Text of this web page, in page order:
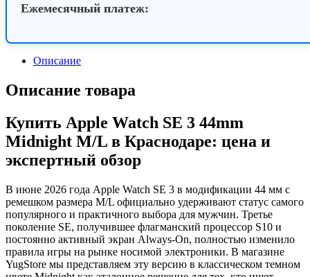
Ежемесячный платеж:
Описание
Описание товара
Купить Apple Watch SE 3 44mm
Midnight M/L в Краснодаре: цена и
экспертный обзор
В июне 2026 года Apple Watch SE 3 в модификации 44 мм с
ремешком размера M/L официально удерживают статус самого
популярного и практичного выбора для мужчин. Третье
поколение SE, получившее флагманский процессор S10 и
постоянно активный экран Always-On, полностью изменило
правила игры на рынке носимой электроники. В магазине
YugStore мы представляем эту версию в классическом темном